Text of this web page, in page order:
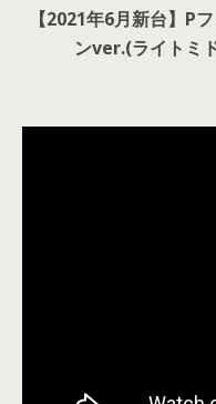
【2021年6月新台】P
ンver.(ライトミ